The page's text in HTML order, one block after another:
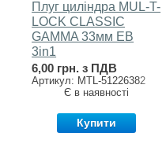
Плуг циліндра MUL-T-
LOCK CLASSIC
GAMMA 33мм EB
3in1
6,00 грн. з ПДВ
Артикул: MTL-51226382
Є в наявності
Купити